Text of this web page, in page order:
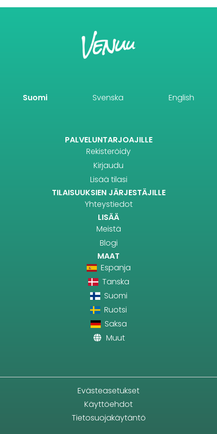
Suomi Svenska English
PALVELUNTARJOAJILLE
Rekisteröidy
Kirjaudu
Lisää tilasi
TILAISUUKSIEN JÄRJESTÄJILLE
Yhteystiedot
LISÄÄ
Meistä
Blogi
MAAT
Espanja
Tanska
Suomi
Ruotsi
Saksa
Muut
Evästeasetukset
Käyttöehdot
Tietosuojakäytäntö